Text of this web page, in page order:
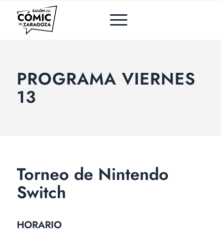
PROGRAMA VIERNES
13
Torneo de Nintendo
Switch
HORARIO